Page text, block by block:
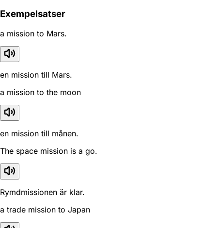
Exempelsatser
a mission to Mars.
en mission till Mars.
a mission to the moon
en mission till månen.
The space mission is a go.
Rymdmissionen är klar.
a trade mission to Japan